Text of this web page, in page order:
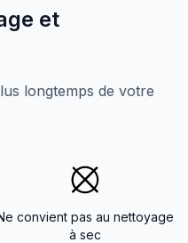
et
longtemps de votre
convient pas au nettoyage
à sec